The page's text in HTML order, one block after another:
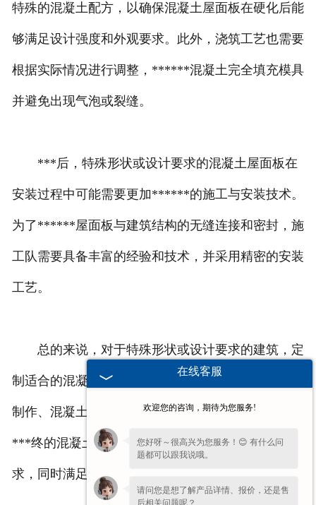
特殊的混凝土配方，以确保混凝土屋面板在硬化后能
够满足设计强度和外观要求。此外，浇筑工艺也需要
根据实际情况进行调整，******混凝土完全填充模具
并避免出现气泡或裂缝。
***后，特殊形状或设计要求的混凝土屋面板在
安装过程中可能需要更加******的施工与安装技术。
为了******屋面板与建筑结构的无缝连接和密封，施
工队需要具备丰富的经验和技术，并采用精密的安装
工艺。
总的来说，对于特殊形状或设计要求的建筑，定
制适合的混凝土屋面板需要全面考虑建筑结构、模具
制作、混凝土配比、施工安装等多个环节，以确保
***终的混凝土屋面板能够******地契合建筑设计要
求，同时满足强度和耐久性等功能性需求。
在线客服
欢迎您的咨询，期待为您服务!
您好呀～很高兴为您服务！😊 有什么问
题都可以跟我说哦。
请问您是想了解产品详情、报价，还是售
后相关问题呢？